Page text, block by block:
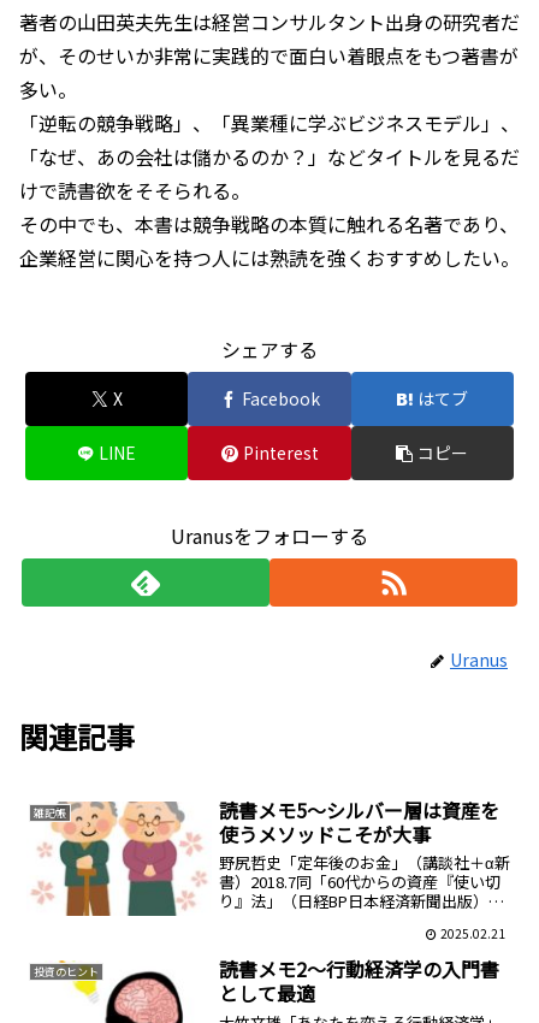
著者の山田英夫先生は経営コンサルタント出身の研究者だ
が、そのせいか非常に実践的で面白い着眼点をもつ著書が
多い。
「逆転の競争戦略」、「異業種に学ぶビジネスモデル」、
「なぜ、あの会社は儲かるのか？」などタイトルを見るだ
けで読書欲をそそられる。
その中でも、本書は競争戦略の本質に触れる名著であり、
企業経営に関心を持つ人には熟読を強くおすすめしたい。
シェアする
X Facebook はてブ
LINE Pinterest コピー
Uranusをフォローする
Uranus
関連記事
雑記帳
読書メモ5～シルバー層は資産を
使うメソッドこそが大事
野尻哲史「定年後のお金」（講談社＋α新
書）2018.7同「60代からの資産『使い切
り』法」（日経BP日本経済新聞出版）
のやり方を指南する本は、ごまんとあ
る。しかし、60歳を超えてリタイアが視
野に入っ...
2025.02.21
投資のヒント
読書メモ2～行動経済学の入門書
として最適